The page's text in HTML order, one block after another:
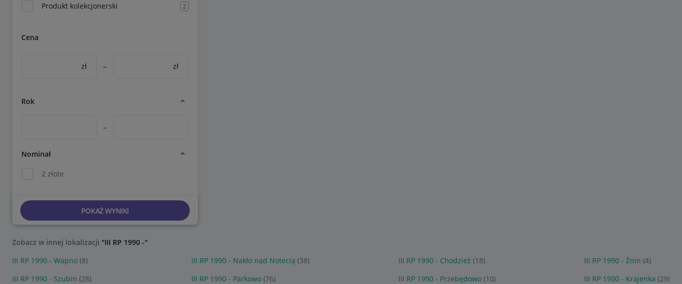
Produkt kolekcjonerski 2
Cena
zł – zł
Rok
–
Nominał
2 złote
POKAŻ WYNIKI
Zobacz w innej lokalizacji "III RP 1990 -"
III RP 1990 - Wapno (8) III RP 1990 - Nakło nad Notecią (38) III RP 1990 - Chodzież (18) III RP 1990 - Żnin (4)
III RP 1990 - Szubin (28) III RP 1990 - Parkowo (76) III RP 1990 - Przebędowo (10) III RP 1990 - Krajenka (29)